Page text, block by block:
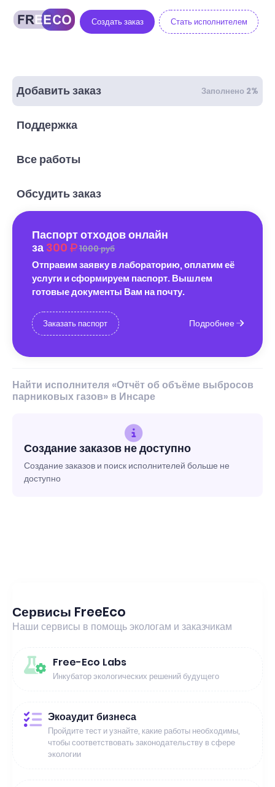
Создать заказ Стать исполнителем
Добавить заказ Заполнено 2%
Поддержка
Все работы
Обсудить заказ
Паспорт отходов онлайн
за 300 1000 руб
Отправим заявку в лабораторию, оплатим её
услуги и сформируем паспорт. Вышлем
готовые документы Вам на почту.
Заказать паспорт Подробнее
Найти исполнителя «Отчёт об объёме выбросов
парниковых газов» в Инсаре
Создание заказов не доступно
Создание заказов и поиск исполнителей больше не
доступно
Сервисы FreeEco
Наши сервисы в помощь экологам и заказчикам
Free-Eco Labs
Инкубатор экологических решений будущего
Экоаудит бизнеса
Пройдите тест и узнайте, какие работы необходимы,
чтобы соответствовать законодательству в сфере
экологии